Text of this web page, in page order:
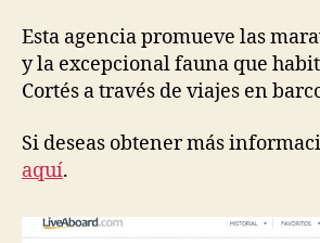
Esta agencia promueve las
y la excepcional fauna que
Cortés a través de viajes en
Si deseas obtener más
aquí.